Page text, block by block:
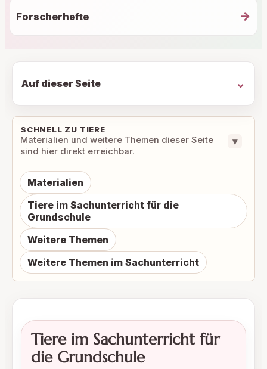
Forscherhefte →
Auf dieser Seite
SCHNELL ZU TIERE
Materialien und weitere Themen dieser Seite
sind hier direkt erreichbar.
▾
Materialien
Tiere im Sachunterricht für die
Grundschule
Weitere Themen
Weitere Themen im Sachunterricht
Tiere im Sachunterricht für
die Grundschule